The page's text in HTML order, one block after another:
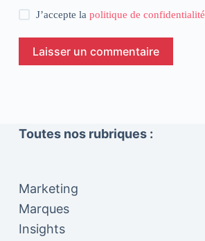
J’accepte lapolitique de confidentialité
Laisser un commentaire
Toutes nos rubriques :
Marketing
Marques
Insights